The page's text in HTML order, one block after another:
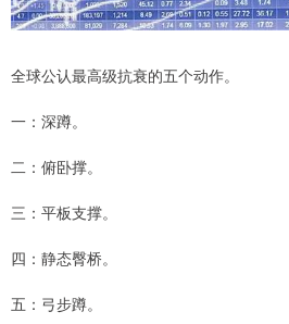
全球公认最高级抗衰的五个动作。
一：深蹲。
二：俯卧撑。
三：平板支撑。
四：静态臀桥。
五：弓步蹲。